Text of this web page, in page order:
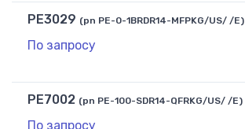
PE3029 (pn PE-0-1BRDR14-MFPKG/US/ /E)
По запросу
PE7002 (pn PE-100-SDR14-QFRKG/US/ /E)
По запросу